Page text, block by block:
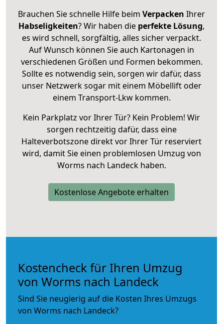
Brauchen Sie schnelle Hilfe beim Verpacken Ihrer
Habseligkeiten? Wir haben die perfekte Lösung,
es wird schnell, sorgfältig, alles sicher verpackt.
Auf Wunsch können Sie auch Kartonagen in
verschiedenen Größen und Formen bekommen.
Sollte es notwendig sein, sorgen wir dafür, dass
unser Netzwerk sogar mit einem Möbellift oder
einem Transport-Lkw kommen.
Kein Parkplatz vor Ihrer Tür? Kein Problem! Wir
sorgen rechtzeitig dafür, dass eine
Halteverbotszone direkt vor Ihrer Tür reserviert
wird, damit Sie einen problemlosen Umzug von
Worms nach Landeck haben.
Kostenlose Angebote erhalten
Kostencheck für Ihren Umzug
von Worms nach Landeck
Sind Sie neugierig auf die Kosten Ihres Umzugs
von Worms nach Landeck?